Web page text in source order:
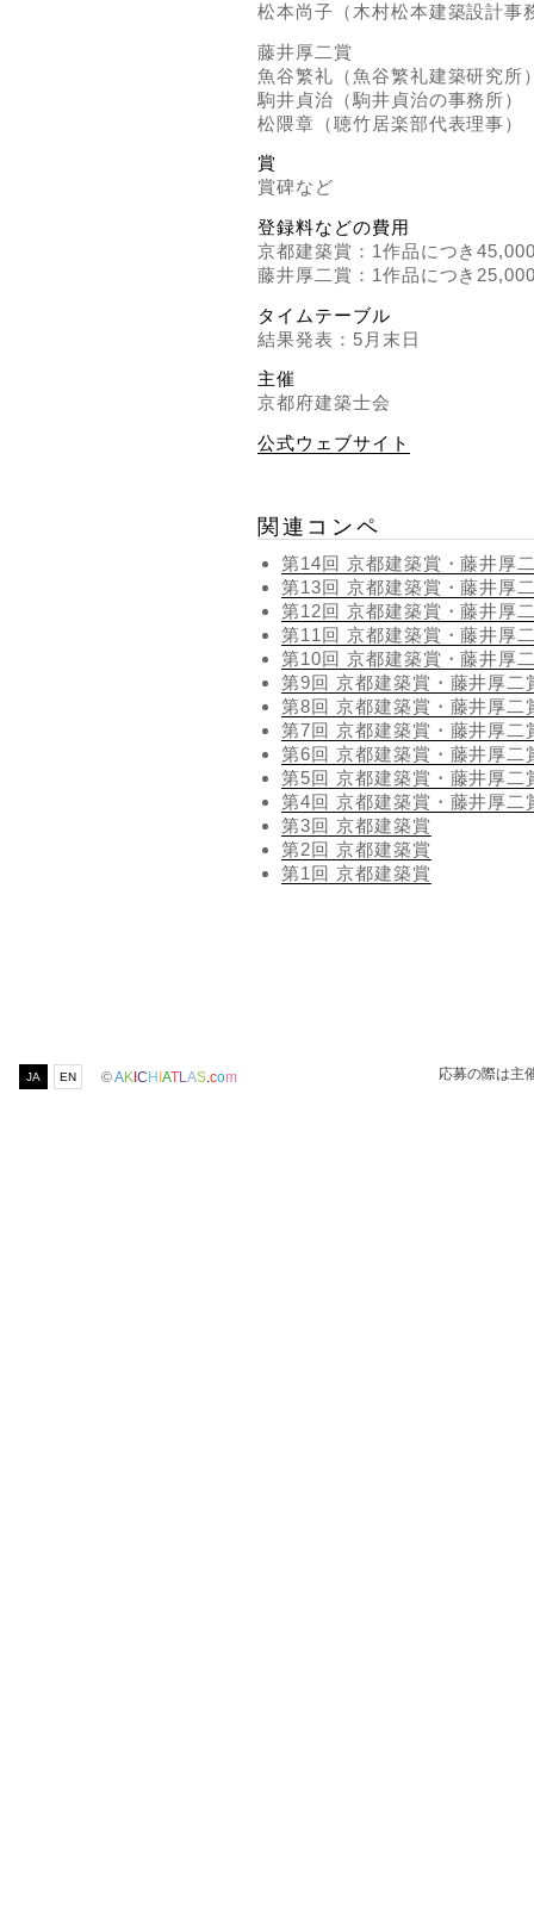
松本尚子（木村松本建築設計事
藤井厚二賞
魚谷繁礼（魚谷繁礼建築研究所
駒井貞治（駒井貞治の事務所）
松隈章（聴竹居楽部代表理事）
賞
賞碑など
登録料などの費用
京都建築賞：1作品につき
藤井厚二賞：1作品につき
タイムテーブル
結果発表：5月末日
主催
京都府建築士会
公式ウェブサイト
関連コンペ
第14回 京都建築賞・藤井厚
第13回 京都建築賞・藤井厚
第12回 京都建築賞・藤井厚
第11回 京都建築賞・藤井厚
第10回 京都建築賞・藤井厚
第9回 京都建築賞・藤井厚二
第8回 京都建築賞・藤井厚二
第7回 京都建築賞・藤井厚二
第6回 京都建築賞・藤井厚二
第5回 京都建築賞・藤井厚二
第4回 京都建築賞・藤井厚二
第3回 京都建築賞
第2回 京都建築賞
第1回 京都建築賞
JA EN ©AKICHIATL AS com 応募の際は主